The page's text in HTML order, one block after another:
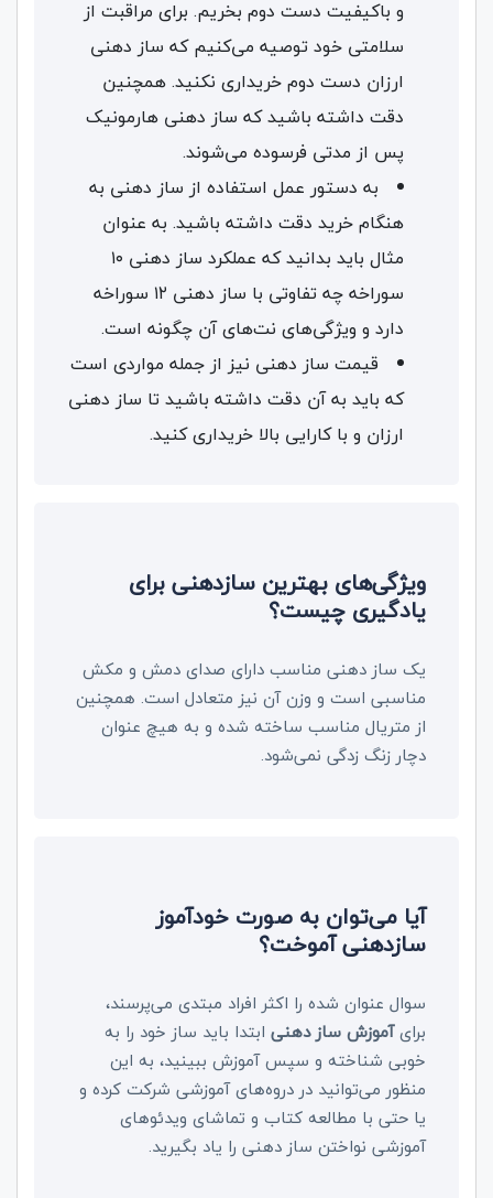
و باکیفیت دست دوم بخریم. برای مراقبت از
سلامتی خود توصیه می‌کنیم که ساز دهنی
ارزان دست دوم خریداری نکنید. همچنین
دقت داشته باشید که ساز دهنی هارمونیک
پس از مدتی فرسوده می‌شوند.
به دستور عمل استفاده از ساز دهنی‌ به
هنگام خرید دقت داشته باشید. به عنوان
مثال باید بدانید که عملکرد ساز دهنی ۱۰
سوراخه چه تفاوتی با ساز دهنی ۱۲ سوراخه
دارد و ویژگی‌های نت‌های آن چگونه است.
قیمت ساز دهنی نیز از جمله مواردی است
که باید به آن دقت داشته باشید تا ساز دهنی
ارزان و با کارایی بالا خریداری کنید.
ویژگی‌های بهترین سازدهنی برای
یادگیری چیست‌؟
یک ساز دهنی مناسب دارای صدای دمش و مکش
مناسبی است و وزن آن نیز متعادل است. همچنین
از متریال مناسب ساخته شده و به هیچ عنوان
دچار زنگ زدگی نمی‌شود.
آیا می‌توان به صورت خودآموز
سازدهنی آموخت؟
سوال عنوان شده را اکثر افراد مبتدی می‌پرسند،
برایآموزش ساز دهنی ابتدا باید ساز خود را به
خوبی شناخته و سپس آموزش ببینید، به این
منظور می‌توانید در دروه‌های آموزشی شرکت کرده و
یا حتی با مطالعه کتاب و تماشای ویدئوهای
آموزشی نواختن ساز دهنی را یاد بگیرید.